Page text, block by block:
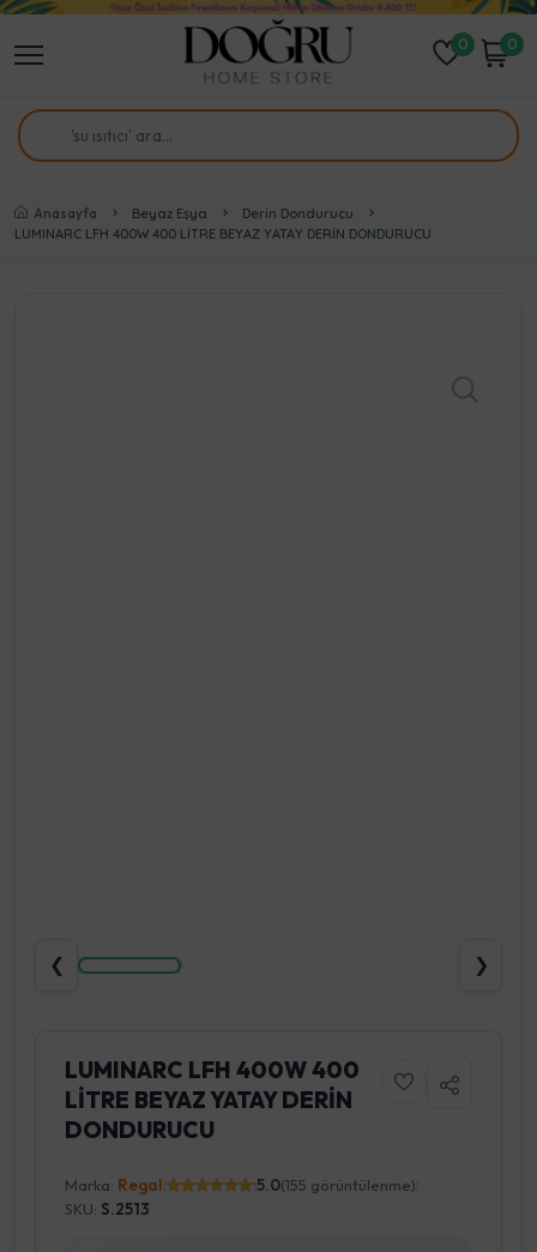
0 0
Anasayfa Beyaz Eşya
Derin Dondurucu
LUMINARC LFH 400W 400 LİTRE BEYAZ YATAY DERİN DONDURUCU
❮ ❯
LUMINARC LFH 400W 400
LİTRE BEYAZ YATAY DERİN
DONDURUCU
Marka: Regal 5.0(155 görüntülenme)
SKU: S.2513